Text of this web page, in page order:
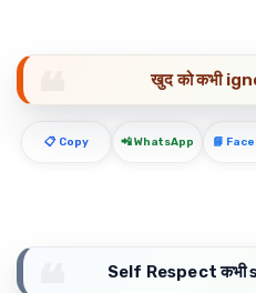
खुद को कभी
📋 Copy 📲 WhatsApp 📘
Self Respect कभी